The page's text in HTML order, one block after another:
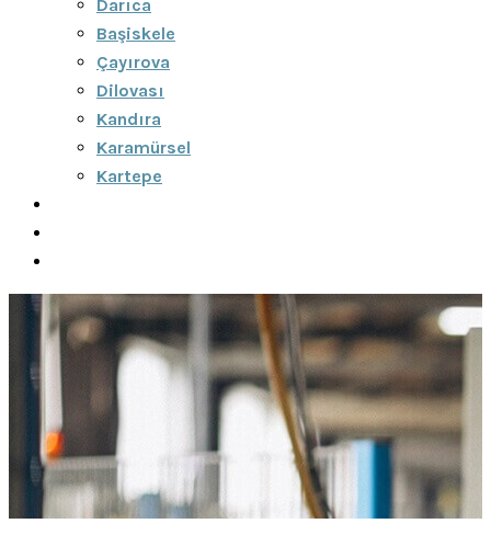
Darıca
Başiskele
Çayırova
Dilovası
Kandıra
Karamürsel
Kartepe